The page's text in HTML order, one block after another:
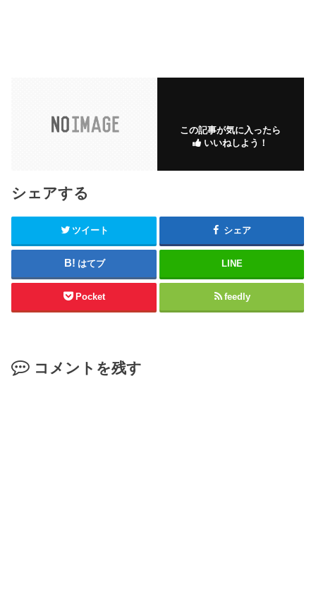
この記事が気に入ったら
いいねしよう！
シェアする
ツイート シェア
はてブ LINE
Pocket feedly
コメントを残す